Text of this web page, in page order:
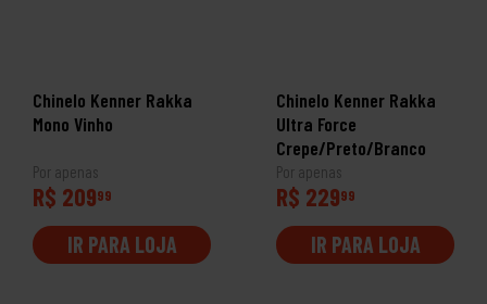
Chinelo Kenner Rakka
Mono Vinho
Por apenas
R$ 20999
IR PARA LOJA
Chinelo Kenner Rakka
Ultra Force
Crepe/Preto/Branco
Por apenas
R$ 22999
IR PARA LOJA